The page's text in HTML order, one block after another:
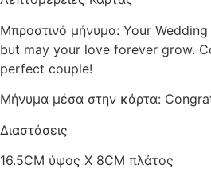
Μπροστινό μήνυμα: Your
but may your love forever grow.
perfect couple!
Μήνυμα μέσα στην κάρτα:
Διαστάσεις
16.5CM ύψος X 8CM πλάτος